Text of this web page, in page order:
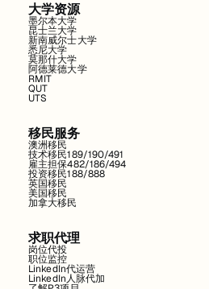
大学资源
墨尔本大学
昆士兰大学
新南威尔士大学
悉尼大学
莫那什大学
阿德莱德大学
RMIT
QUT
UTS
移民服务
澳洲移民
技术移民189/190/491
雇主担保482/186/494
投资移民188/888
英国移民
美国移民
加拿大移民
求职代理
岗位代投
职位监控
LinkedIn代运营
LinkedIn人脉代加